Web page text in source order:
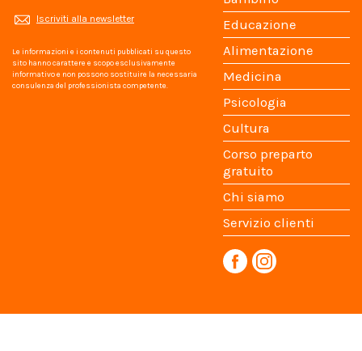
Iscriviti alla newsletter
Le informazioni e i contenuti pubblicati su questo
sito hanno carattere e scopo esclusivamente
informativo e non possono sostituire la necessaria
consulenza del professionista competente.
Educazione
Alimentazione
Medicina
Psicologia
Cultura
Corso preparto
gratuito
Chi siamo
Servizio clienti